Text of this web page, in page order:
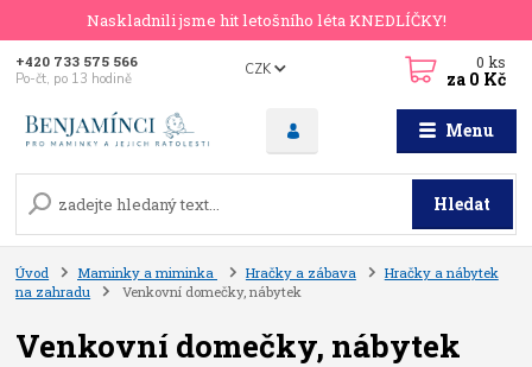
Naskladnili jsme hit letošního léta KNEDLÍČKY!
Menu
CZK
Hledat
+420 733 575 566
Po-čt, po 13 hodině
0ks
za 0 Kč
Úvod Maminky a miminka Hračky a zábava
Hračky a nábytek
na zahradu
Venkovní domečky, nábytek
Venkovní domečky, nábytek